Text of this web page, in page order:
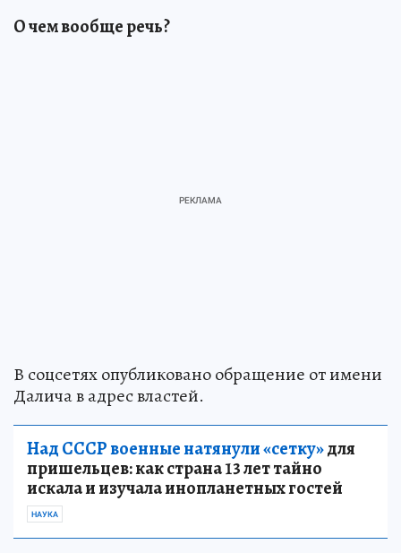
О чем вообще речь?
В соцсетях опубликовано обращение от имени
Далича в адрес властей.
Над СССР военные натянули «сетку»для
пришельцев: как страна 13 лет тайно
искала и изучала инопланетных гостей
НАУКА